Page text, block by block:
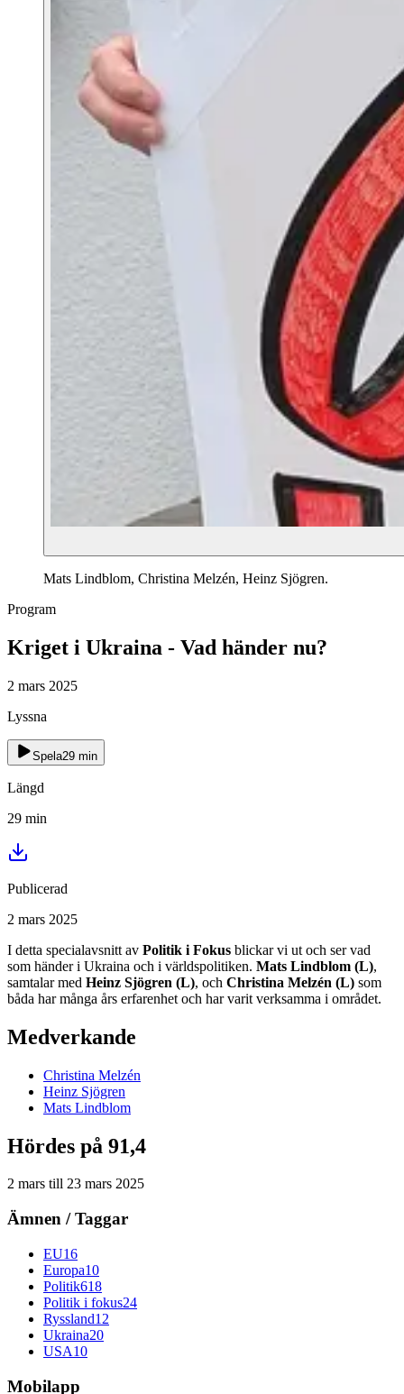
Mats Lindblom, Christina Melzén, Heinz Sjögren.
Program
Kriget i Ukraina - Vad händer nu?
2 mars 2025
Lyssna
Spela29 min
Längd
29 min
Publicerad
2 mars 2025
I detta specialavsnitt av Politik i Fokus blickar vi ut och ser vad
som händer i Ukraina och i världspolitiken. Mats Lindblom (L),
samtalar med Heinz Sjögren (L), och Christina Melzén (L) som
båda har många års erfarenhet och har varit verksamma i området.
Medverkande
Christina Melzén
Heinz Sjögren
Mats Lindblom
Hördes på 91,4
2 mars till 23 mars 2025
Ämnen / Taggar
EU16
Europa10
Politik618
Politik i fokus24
Ryssland12
Ukraina20
USA10
Mobilapp